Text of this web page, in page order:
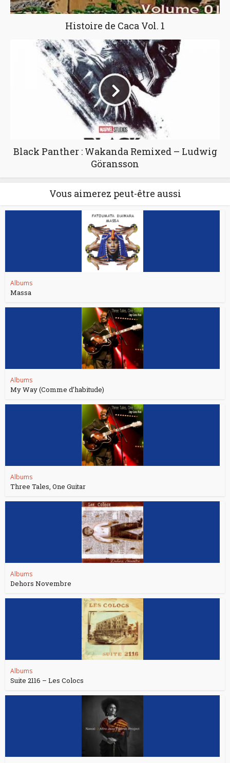
Histoire de Caca Vol. 1
Black Panther : Wakanda Remixed – Ludwig
Göransson
Vous aimerez peut-être aussi
Albums
Massa
Albums
My Way (Comme d’habitude)
Albums
Three Tales, One Guitar
Albums
Dehors Novembre
Albums
Suite 2116 – Les Colocs